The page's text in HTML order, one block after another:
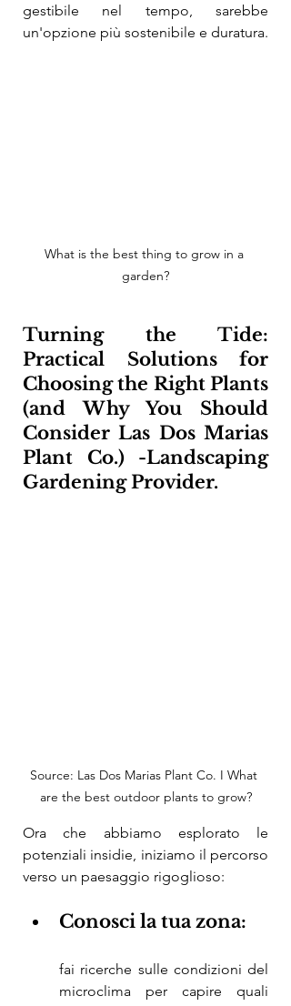
gestibile nel tempo, sarebbe
un'opzione più sostenibile e duratura.
What is the best thing to grow in a
garden?
Turning the Tide:
Practical Solutions for
Choosing the Right Plants
(and Why You Should
Consider Las Dos Marias
Plant Co.) -Landscaping
Gardening Provider.
Source: Las Dos Marias Plant Co. I What
are the best outdoor plants to grow?
Ora che abbiamo esplorato le
potenziali insidie, iniziamo il percorso
verso un paesaggio rigoglioso:
Conosci la tua zona:
fai ricerche sulle condizioni del
microclima per capire quali